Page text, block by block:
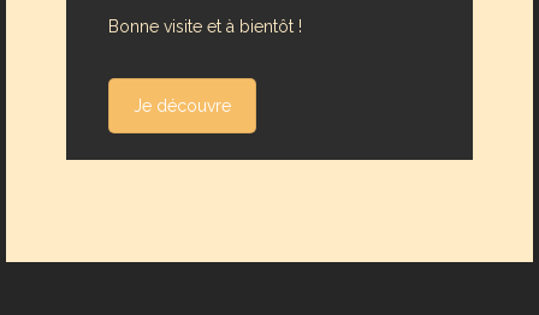
Bonne visite et à bientôt !
Je découvre